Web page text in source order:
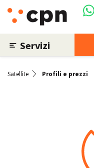
Servizi
Satellite Profili e prezzi